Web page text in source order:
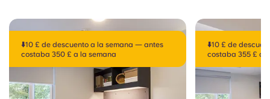
⬇️10 £ de descuento a la semana — antes
costaba 350 £ a la semana
⬇️10 £ de
costaba 355 £ a